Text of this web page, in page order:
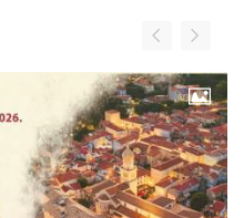
07.08.2026. - 09.08.2026.